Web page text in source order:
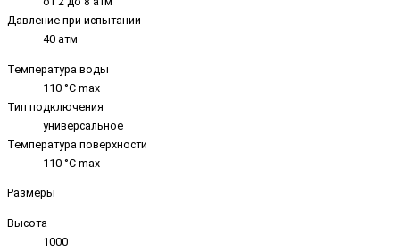
Давление при испытании
40 атм
Температура воды
110 °C max
Тип подключения
универсальное
Температура поверхности
110 °C max
Размеры
Высота
1000